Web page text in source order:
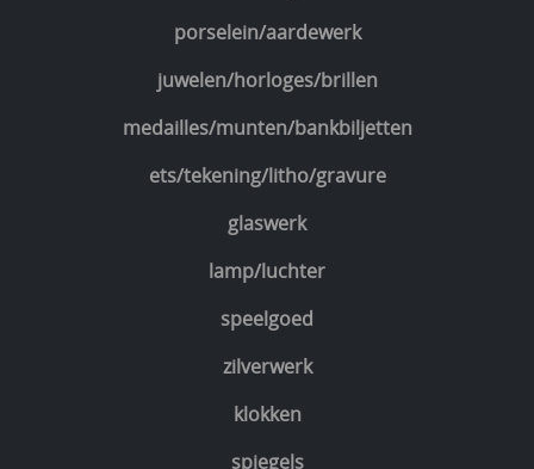
porselein/aardewerk
juwelen/horloges/brillen
medailles/munten/bankbiljetten
ets/tekening/litho/gravure
glaswerk
lamp/luchter
speelgoed
zilverwerk
klokken
spiegels